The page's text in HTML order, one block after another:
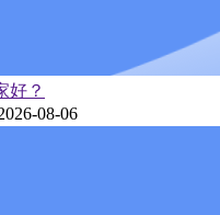
好？
08-06